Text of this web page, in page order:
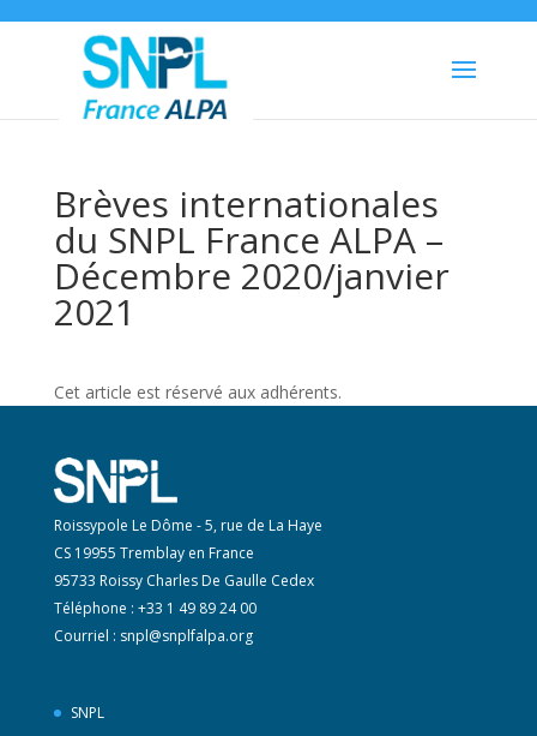
Brèves internationales
du SNPL France ALPA –
Décembre 2020/janvier
2021
Cet article est réservé aux adhérents.
Roissypole Le Dôme - 5, rue de La Haye
CS 19955 Tremblay en France
95733 Roissy Charles De Gaulle Cedex
Téléphone : +33 1 49 89 24 00
Courriel : snpl@snplfalpa.org
SNPL